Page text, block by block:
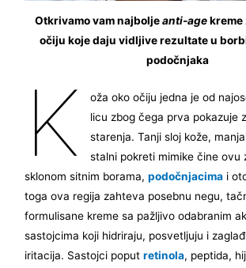
Otkrivamo vam najboljeanti-agekreme
očiju koje daju vidljive rezultate u
podočnjaka
K
oža oko očiju jedna je od
licu zbog čega prva pokazuje
starenja. Tanji sloj kože,
stalni pokreti mimike čine ovu
sklonom sitnim borama,podočnjacima i
toga ova regija zahteva posebnu negu,
formulisane kreme sa pažljivo odabranim
sastojcima koji hidriraju, posvetljuju i
iritacija. Sastojci poputretinola, peptida,